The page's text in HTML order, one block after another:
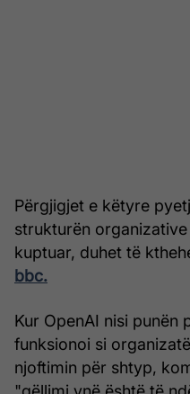
Përgjigjet e këtyre
strukturën
kuptuar, duhet të
bbc.
Kur OpenAI nisi punën
funksionoi si
njoftimin për shtyp,